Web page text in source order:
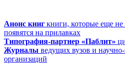
Анонс книг книги, которые еще
появятся на прилавках
Типография-партнер «Паблит»
Журналы ведущих вузов и
организаций